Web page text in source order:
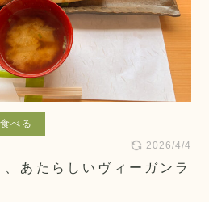
あたらしいヴィーガンラ
2026/4/4
食べる